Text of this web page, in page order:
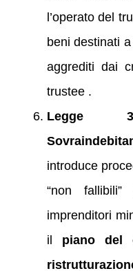
l’operato del
beni destinati
aggrediti dai
trustee .
Legge
introduce
“non fallibili”
imprenditori
il piano del